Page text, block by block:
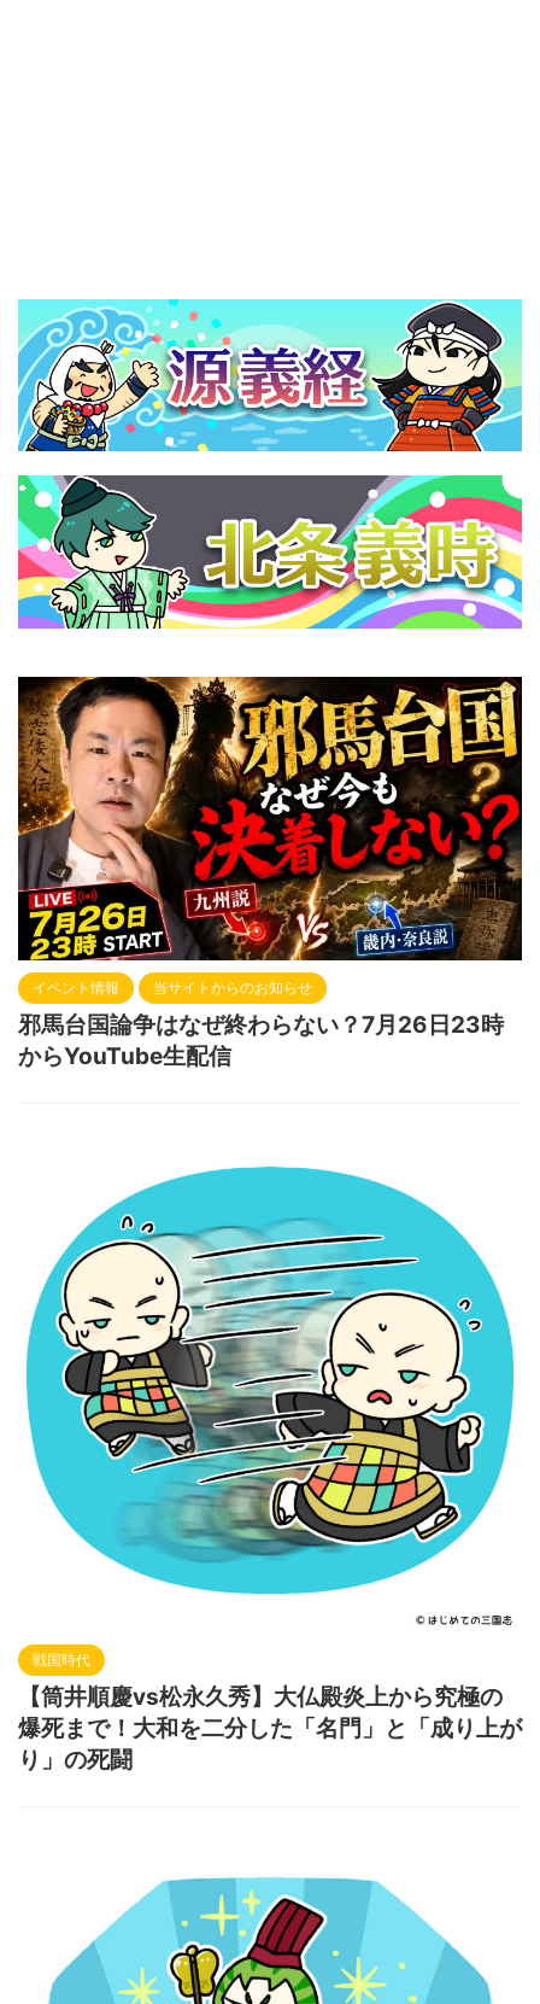
イベント情報 当サイトからのお知らせ
邪馬台国論争はなぜ終わらない？7月26日23時
からYouTube生配信
戦国時代
【筒井順慶vs松永久秀】大仏殿炎上から究極の
爆死まで！大和を二分した「名門」と「成り上が
り」の死闘